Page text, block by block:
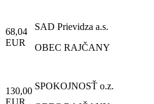
68,04
EUR
SAD Prievidza a.s.
OBEC RAJČANY
130,00
EUR
SPOKOJNOSŤ o.z.